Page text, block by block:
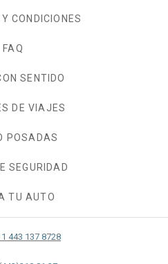
CONDICIONES
FAQ
SENTIDO
DE VIAJES
POSADAS
SEGURIDAD
TU AUTO
443 137 8728